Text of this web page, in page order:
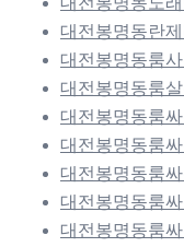
대전봉명동란
대전봉명동룸
대전봉명동룸
대전봉명동룸
대전봉명동룸
대전봉명동룸
대전봉명동룸싸
대전봉명동룸